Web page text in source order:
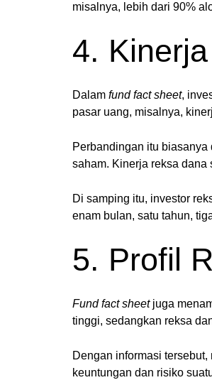
misalnya, lebih dari 90%
4. Kinerja
Dalam fund fact sheet,
pasar uang, misalnya,
Perbandingan itu
saham. Kinerja reksa
Di samping itu, investor
enam bulan, satu tahun,
5. Profil
Fund fact sheet juga
tinggi, sedangkan reksa
Dengan informasi
keuntungan dan risiko